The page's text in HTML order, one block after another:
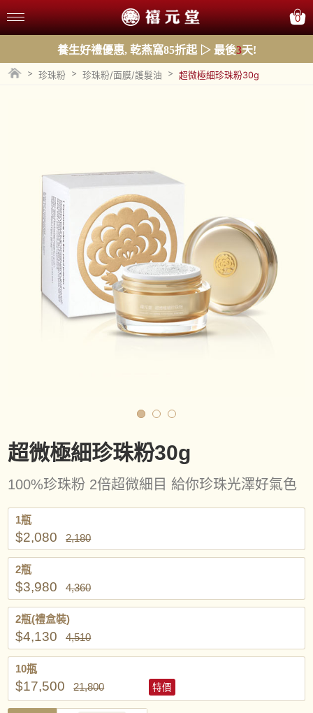
0
養生好禮優惠, 乾燕窩85折起 ▷ 最後3天!
> 珍珠粉 > 珍珠粉/面膜/護髮油 > 超微極細珍珠粉30g
超微極細珍珠粉30g
100%珍珠粉 2倍超微細目 給你珍珠光澤好氣色
1瓶
$2,080 2,180
2瓶
$3,980 4,360
2瓶(禮盒裝)
$4,130 4,510
10瓶
$17,500 21,800 特價